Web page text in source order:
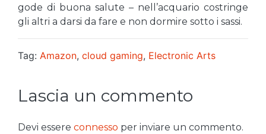
gode di buona salute – nell’acquario costringe
gli altri a darsi da fare e non dormire sotto i sassi.
Tag: Amazon, cloud gaming, Electronic Arts
Lascia un commento
Devi essere connesso per inviare un commento.